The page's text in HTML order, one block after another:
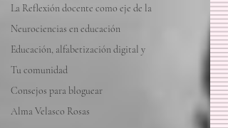
La Reflexión docente como eje de la
Neurociencias en educación
Educación, alfabetización digital y
Tu comunidad
Consejos para bloguear
Alma Velasco Rosas